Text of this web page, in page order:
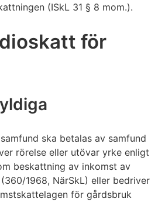
(ISkL 31 § 8 mom.).
för
ska betalas av samfund
rörelse eller utövar yrke enligt
beskattning av inkomst av
1968, NärSkL) eller bedriver
för gårdsbruk